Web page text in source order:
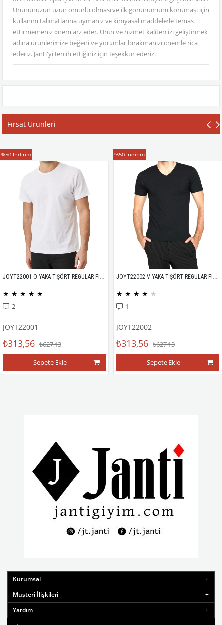
Ürününüzün uzun ömürlü olması ve ilk görünümünü koruması için
kullanım talimatlarına uymanız ve kimyasal maddelerle temas
ettirmemeniz önem arz eder. Ürün ve hizmet kalitemizi geliştirmek
adına ürünlerimize beğeni ve yorumlar bırakmanızı önemle rica
ederiz. Janti'yi tercih ettiğiniz için teşekkür ederiz.
Fırsat Ürünleri
T-Shirt
JOYT22001 O YAKA TİŞÖRT REGULAR FIT %100 PAMUK COMPACK PENYE
★ ★ ★ ★ ★
2
JOYT22001
₺313,56 ₺627,13
Sepete Ekle
%50 İndirim T-Shirt
JOYT22002 V YAKA TİŞÖRT REGULAR FIT %100 PAMUK COMPACK PENYE
★ ★ ★ ★ ★
1
JOYT22002
₺313,56 ₺627,13
Sepete Ekle
%50 İndirim
Kurumsal
Müşteri İlişkileri
Yardım